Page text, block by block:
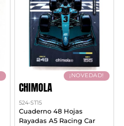
¡NOVEDAD!
CHIMOLA
524-ST15
Cuaderno 48 Hojas
Rayadas A5 Racing Car